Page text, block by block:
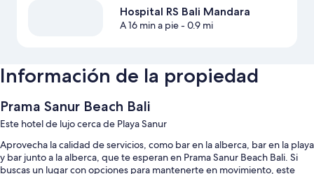
Hospital RS Bali Mandara
A 16 min a pie- 0.9 mi
Información de la propiedad
Prama Sanur Beach Bali
Este hotel de lujo cerca de Playa Sanur
Aprovecha la calidad de servicios, como bar en la alberca, bar en la playa
y bar junto a la alberca, que te esperan en Prama Sanur Beach Bali. Si
buscas un lugar con opciones para mantenerte en movimiento, este